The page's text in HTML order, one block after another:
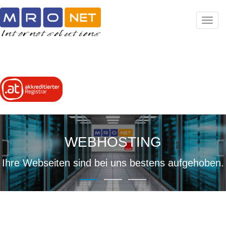
WEBHOSTING
Ihre Webseiten sind bei uns bestens aufgehoben.
VIRTUELLE SERVER
Virtuelle Server für Ihre Internetlösungen.
DOMAIN
Regestrieren Sie über uns Ihre Wunschdomain.